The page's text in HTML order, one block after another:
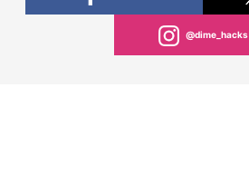
@dime_hacks